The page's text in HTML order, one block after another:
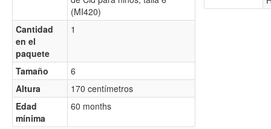
(MI420)
Cantidad
en el
paquete
1
Tamaño
6
Altura
170 centímetros
Edad
mínima
60 months